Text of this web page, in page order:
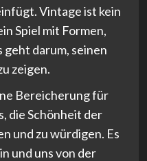
Vintage ist kein
Spiel mit Formen,
geht darum, seinen
zeigen.
Bereicherung für
die Schönheit der
und zu würdigen. Es
und uns von der